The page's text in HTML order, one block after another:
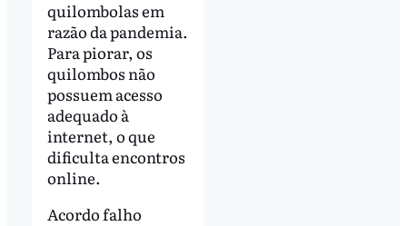
quilombolas em
razão da pandemia.
Para piorar, os
quilombos não
possuem acesso
adequado à
internet, o que
dificulta encontros
online.
Acordo falho